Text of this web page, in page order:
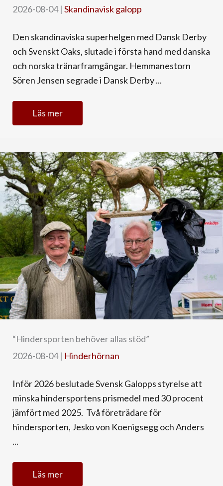
2026-08-04| Skandinavisk galopp
Den skandinaviska superhelgen med Dansk Derby
och Svenskt Oaks, slutade i första hand med danska
och norska tränarframgångar. Hemmanestorn
Sören Jensen segrade i Dansk Derby ...
Läs mer
“Hindersporten behöver allas stöd”
2026-08-04| Hinderhörnan
Inför 2026 beslutade Svensk Galopps styrelse att
minska hindersportens prismedel med 30 procent
jämfört med 2025. Två företrädare för
hindersporten, Jesko von Koenigsegg och Anders
...
Läs mer